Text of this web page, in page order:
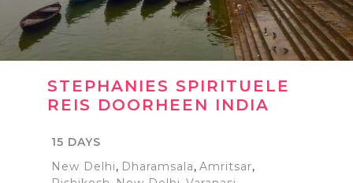
STEPHANIES SPIRITUELE
REIS DOORHEEN INDIA
15 DAYS
New Delhi, Dharamsala, Amritsar,